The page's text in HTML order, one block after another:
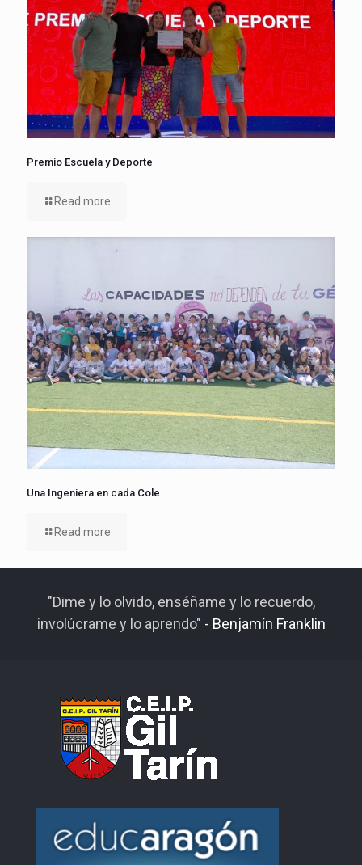
Premio Escuela y Deporte
Read more
Una Ingeniera en cada Cole
Read more
"Dime y lo olvido, enséñame y lo recuerdo,
involúcrame y lo aprendo" - Benjamín Franklin